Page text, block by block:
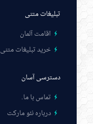
تبلیغات متنی
اقامت آلمان
خرید تبلیغات متنی
دسترسی آسان
تماس با ما.
درباره نئو مارکت